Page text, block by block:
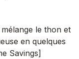
le thon et
en quelques
Savings]